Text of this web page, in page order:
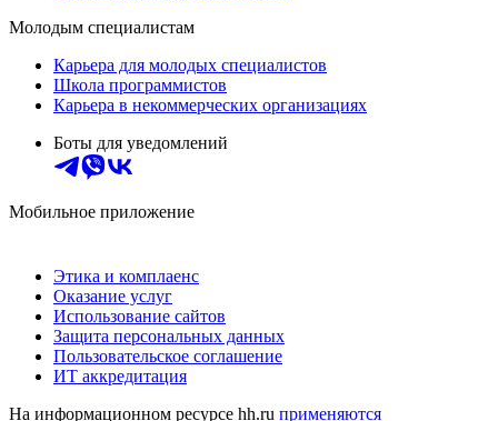
Молодым специалистам
Карьера для молодых специалистов
Школа программистов
Карьера в некоммерческих организациях
Боты для уведомлений
Мобильное приложение
Этика и комплаенс
Оказание услуг
Использование сайтов
Защита персональных данных
Пользовательское соглашение
ИТ аккредитация
На информационном ресурсе hh.ru применяются